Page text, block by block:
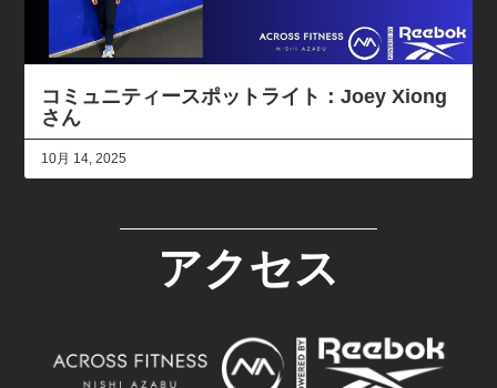
コミュニティースポットライト：Joey Xiong
さん
10月 14, 2025
アクセス